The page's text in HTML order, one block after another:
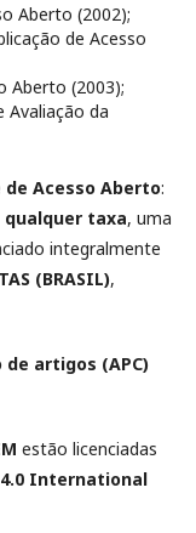
Aberto (2002);
de Acesso
Aberto (2003);
Avaliação da
de Acesso Aberto:
taxa, uma
integralmente
(BRASIL),
artigos (APC)
estão licenciadas
International